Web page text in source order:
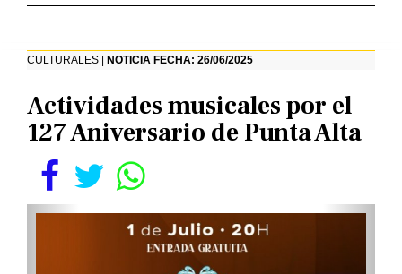
CULTURALES | NOTICIA FECHA: 26/06/2025
Actividades musicales por el
127 Aniversario de Punta Alta